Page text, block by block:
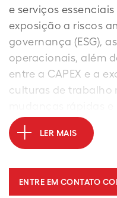
e serviços
exposição a riscos
governança (ESG),
operacionais, além
entre a CAPEX e a
culturas de trabalho
LER MAIS
ENTRE EM CONTATO